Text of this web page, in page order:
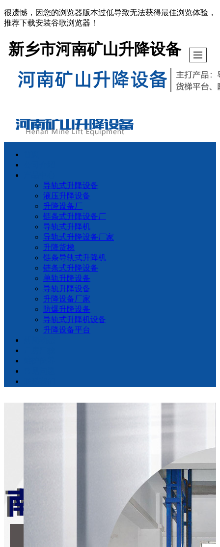
很遗憾，因您的浏览器版本过低导致无法获得最佳浏览体验，
推荐下载安装谷歌浏览器！
新乡市河南矿山升降设备
导轨式升降设备
液压升降设备
升降设备厂
链条式升降设备厂
导轨式升降机
导轨式升降设备厂家
升降货梯
链条导轨式升降机
链条式升降设备
单轨升降设备
导轨升降设备
升降设备厂家
防爆升降设备
导轨式升降机设备
升降设备平台